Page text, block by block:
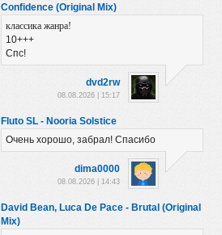
Confidence (Original Mix)
классика жанра!
10+++
Спс!
dvd2rw
08.08.2026 | 15:17
Fluto SL - Nooria Solstice
Очень хорошо, забрал! Спасибо
dima0000
08.08.2026 | 14:43
David Bean, Luca De Pace - Brutal (Original
Mix)